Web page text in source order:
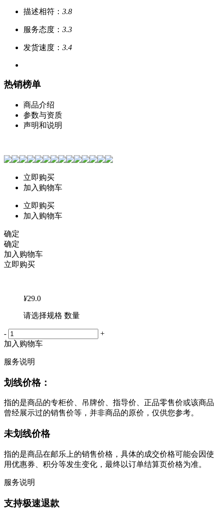
描述相符： 3.8
服务态度： 3.3
发货速度： 3.4
热销榜单
商品介绍
参数与资质
声明和说明
立即购买
加入购物车
立即购买
加入购物车
确定
确定
加入购物车
立即购买
¥29.0
请选择规格 数量
-
+
加入购物车
服务说明
划线价格：
指的是商品的专柜价、吊牌价、指导价、正品零售价或该商品
曾经展示过的销售价等，并非商品的原价，仅供您参考。
未划线价格
指的是商品在邮乐上的销售价格，具体的成交价格可能会因使
用优惠券、积分等发生变化，最终以订单结算页价格为准。
服务说明
支持极速退款